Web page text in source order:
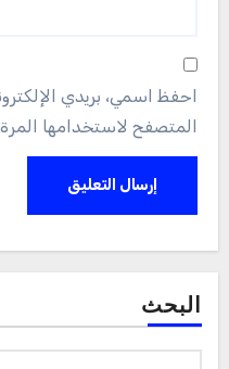
احفظ اسمي، بريدي
المتصفح لاستخدامها
البحث